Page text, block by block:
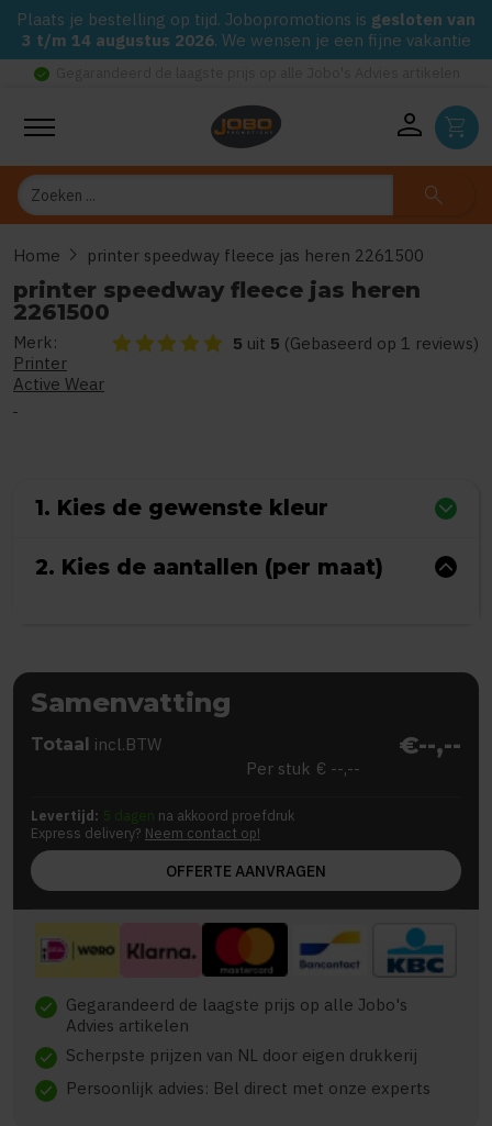
Plaats je bestelling op tijd. Jobopromotions is gesloten van
3 t/m 14 augustus 2026. We wensen je een fijne vakantie
check_circle
person shopping_cart
Zoeken search
Home chevron_right printer speedway fleece jas heren 2261500
printer speedway fleece jas heren
2261500
Merk:
Printer
Active Wear
De beoordeling van dit product is5 van de 5
5 uit 5 (Gebaseerd op 1 reviews)
1. Kies de gewenste kleur
2. Kies de aantallen (per maat)
Samenvatting
Totaal incl.BTW €--,--
Per stuk € --,--
Levertijd: 5 dagen na akkoord proefdruk
Express delivery? Neem contact op!
OFFERTE AANVRAGEN
check Gegarandeerd de laagste prijs op alle Jobo's
Advies artikelen
check Scherpste prijzen van NL door eigen drukkerij
check Persoonlijk advies: Bel direct met onze experts